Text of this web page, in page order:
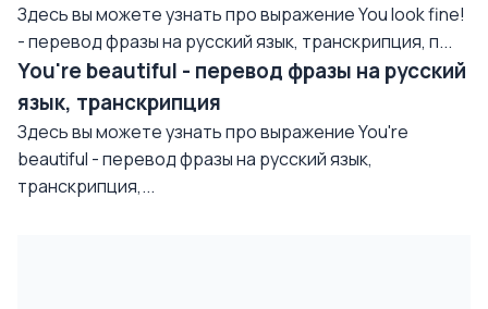
Здесь вы можете узнать про выражение You look fine!
- перевод фразы на русский язык, транскрипция, п...
You're beautiful - перевод фразы на русский
язык, транскрипция
Здесь вы можете узнать про выражение You're
beautiful - перевод фразы на русский язык,
транскрипция,...